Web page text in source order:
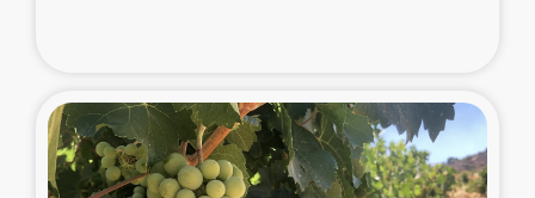
ガザ地区での公園の緑化を通じた支援事業